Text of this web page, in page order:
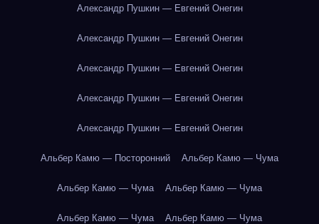
Александр Пушкин — Евгений Онегин
Александр Пушкин — Евгений Онегин
Александр Пушкин — Евгений Онегин
Александр Пушкин — Евгений Онегин
Александр Пушкин — Евгений Онегин
Альбер Камю — Посторонний Альбер Камю — Чума
Альбер Камю — Чума Альбер Камю — Чума
Альбер Камю — Чума Альбер Камю — Чума